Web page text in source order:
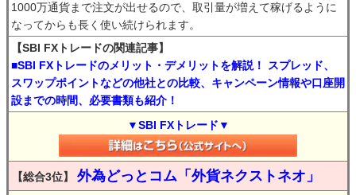
1000万通貨まで注文が出せるので、取引量が増えて稼げるように
なってからも長く使い続けられます。
【SBI FXトレードの関連記事】
■SBI FXトレードのメリット・デメリットを解説！ スプレッド、
スワップポイントなどの他社との比較、キャンペーン情報や口座開
設までの時間、必要書類も紹介！
▼SBI FXトレード▼
【総合3位】 外為どっとコム「外貨ネクストネオ」